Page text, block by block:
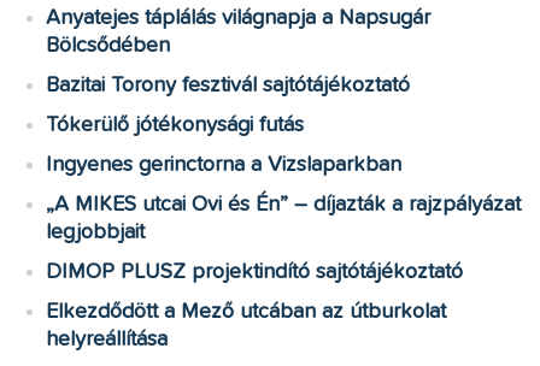
Anyatejes táplálás világnapja a Napsugár
Bölcsődében
Bazitai Torony fesztivál sajtótájékoztató
Tókerülő jótékonysági futás
Ingyenes gerinctorna a Vizslaparkban
„A MIKES utcai Ovi és Én” – díjazták a rajzpályázat
legjobbjait
DIMOP PLUSZ projektindító sajtótájékoztató
Elkezdődött a Mező utcában az útburkolat
helyreállítása